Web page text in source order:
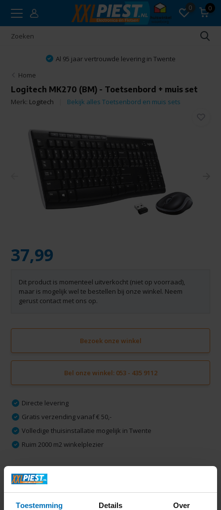
Toestemming Details Over
0 0
Al 95 jaar vertrouwde levering in Twente
Home
Logitech MK270 (BM) - Toetsenbord + muis set
Merk: Logitech Bekijk alles Toetsenbord en muis sets
37,99
Dit product is momenteel uitverkocht (niet op voorraad),
maar is mogelijk wel te bestellen bij onze winkel. Neem
gerust contact met ons op.
Bezoek onze winkel
Bel onze winkel: 053 - 435 9112
Directe levering
Gratis verzending vanaf € 50,-
Volledige thuisinstallatie mogelijk in Twente
Ruim 2000 m2 winkelplezier
Productomschrijving